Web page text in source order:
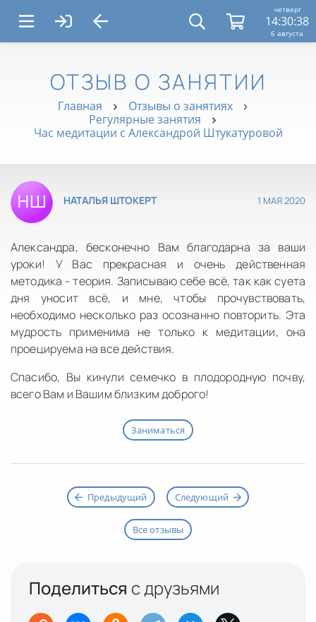
четверг
14:30:38
6 августа
ОТЗЫВ О ЗАНЯТИИ
Главная
Отзывы о занятиях
Регулярные занятия
Час медитации с Александрой Штукатуровой
НАТАЛЬЯ ШТОКЕРТ 1 МАЯ 2020
Александра, бесконечно Вам благодарна за ваши
уроки! У Вас прекрасная и очень действенная
методика - теория. Записываю себе всё, так как суета
дня уносит всё, и мне, чтобы прочувствовать,
необходимо несколько раз осознанно повторить. Эта
мудрость применима не только к медитации, она
проецируема на все действия.
Спасибо, Вы кинули семечко в плодородную почву,
всего Вам и Вашим близким доброго!
Заниматься
Предыдущий Следующий
Все отзывы
Поделиться с друзьями